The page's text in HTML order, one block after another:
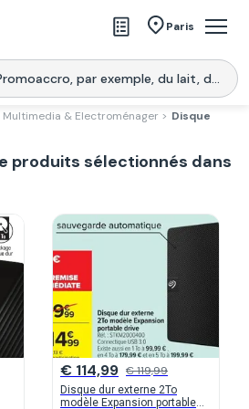
Paris
l'application
Multimedia & Electroménager > Disque
produits sélectionnés dans
€ 114,99 € 119,99
Disque dur externe 2To
modèle Expansion portable